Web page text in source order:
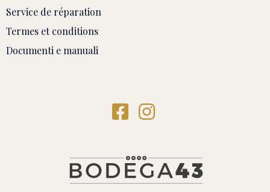
Service de réparation
Termes et conditions
Documenti e manuali